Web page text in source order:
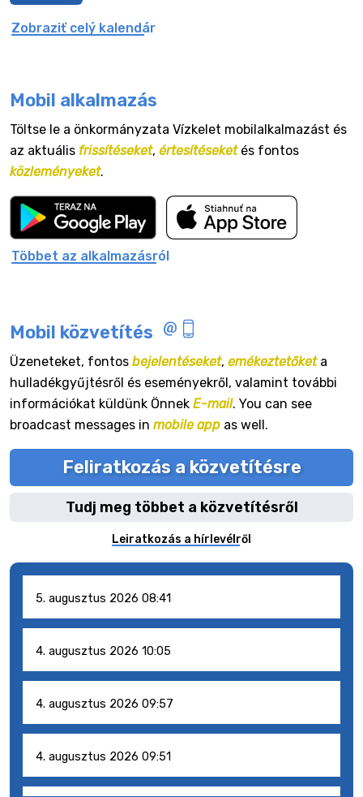
Zobraziť celý kalendár
Mobil alkalmazás
Töltse le a önkormányzata Vízkelet mobilalkalmazást és
az aktuális frissítéseket, értesítéseketés fontos
közleményeket.
Többet az alkalmazásról
Mobil közvetítés
Üzeneteket, fontos bejelentéseket, emékeztetőketa
hulladékgyűjtésről és eseményekről, valamint további
információkat küldünk Önnek E-mail. You can see
broadcast messages in mobile app as well.
Feliratkozás a közvetítésre
Tudj meg többet a közvetítésről
Leiratkozás a hírlevélről
5. augusztus 2026 08:41
4. augusztus 2026 10:05
4. augusztus 2026 09:57
4. augusztus 2026 09:51